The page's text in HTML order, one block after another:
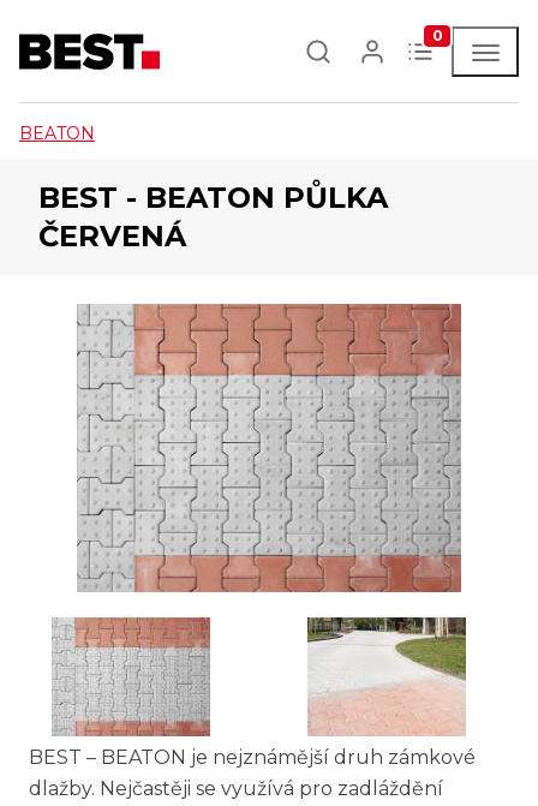
0
BEATON
BEST - BEATON PŮLKA
ČERVENÁ
BEST – BEATON je nejznámější druh zámkové
dlažby. Nejčastěji se využívá pro zadláždění